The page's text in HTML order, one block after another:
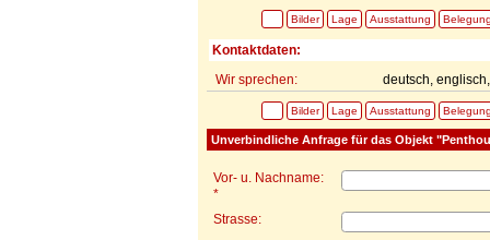
Bilder Lage Ausstattung
Kontaktdaten:
Wir sprechen:
deutsch,
Bilder Lage Ausstattung
Unverbindliche Anfrage für das Objekt
Vor- u. Nachname:
*
Strasse: